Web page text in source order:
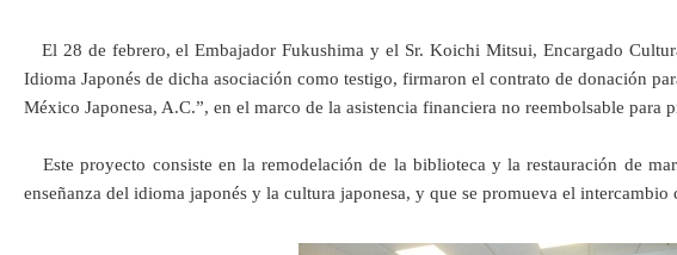
El 28 de febrero, el Embajador Fukushima y el Sr. Koichi Mitsui, Encargado
Idioma Japonés de dicha asociación como testigo, firmaron el contrato de donación
México Japonesa, A.C.”, en el marco de la asistencia financiera no reembolsable para
Este proyecto consiste en la remodelación de la biblioteca y la restauración de
enseñanza del idioma japonés y la cultura japonesa, y que se promueva el